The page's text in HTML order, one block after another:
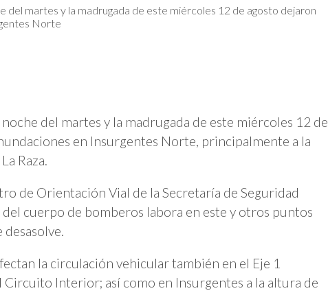
del martes y la madrugada de este miércoles 12 de agosto dejaron
Norte
del martes y la madrugada de este miércoles 12 de
en Insurgentes Norte, principalmente a la
Raza.
de Orientación Vial de la Secretaría de Seguridad
del cuerpo de bomberos labora en este y otros puntos
la circulación vehicular también en el Eje 1
Circuito Interior; así como en Insurgentes a la altura de